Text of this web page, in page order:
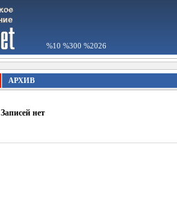
%10 %300 %2026
АРХИВ
Записей нет